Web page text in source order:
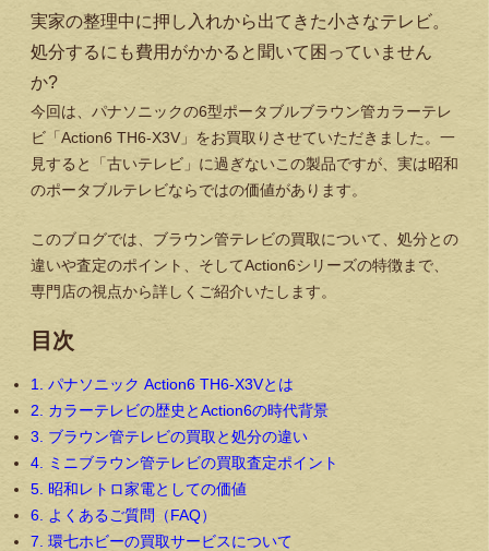
実家の整理中に押し入れから出てきた小さなテレビ。
処分するにも費用がかかると聞いて困っていません
か?
今回は、パナソニックの6型ポータブルブラウン管カラーテレ
ビ「Action6 TH6-X3V」をお買取りさせていただきました。一
見すると「古いテレビ」に過ぎないこの製品ですが、実は昭和
のポータブルテレビならではの価値があります。
このブログでは、ブラウン管テレビの買取について、処分との
違いや査定のポイント、そしてAction6シリーズの特徴まで、
専門店の視点から詳しくご紹介いたします。
目次
1. パナソニック Action6 TH6-X3Vとは
2. カラーテレビの歴史とAction6の時代背景
3. ブラウン管テレビの買取と処分の違い
4. ミニブラウン管テレビの買取査定ポイント
5. 昭和レトロ家電としての価値
6. よくあるご質問（FAQ）
7. 環七ホビーの買取サービスについて